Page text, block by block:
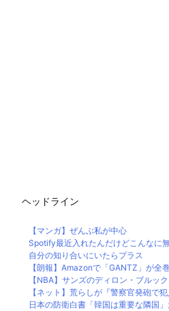
ヘッドライン
【マンガ】ぜんぶ私が中心
Spotify最近入れたんだけどこんなに
自分の知り合いにいたらプラス
【朗報】Amazonで「GANTZ」が全
【NBA】サンズのディロン・ブルッ
【ネット】荒らしが『警察官発砲で
日本の防衛白書「韓国は重要な隣国